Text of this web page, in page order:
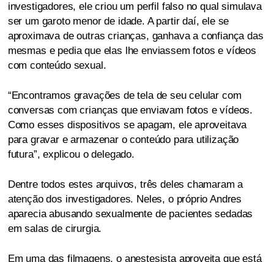
investigadores, ele criou um perfil falso no qual simulava
ser um garoto menor de idade. A partir daí, ele se
aproximava de outras crianças, ganhava a confiança das
mesmas e pedia que elas lhe enviassem fotos e vídeos
com conteúdo sexual.
“Encontramos gravações de tela de seu celular com
conversas com crianças que enviavam fotos e vídeos.
Como esses dispositivos se apagam, ele aproveitava
para gravar e armazenar o conteúdo para utilização
futura”, explicou o delegado.
Dentre todos estes arquivos, três deles chamaram a
atenção dos investigadores. Neles, o próprio Andres
aparecia abusando sexualmente de pacientes sedadas
em salas de cirurgia.
Em uma das filmagens, o anestesista aproveita que está